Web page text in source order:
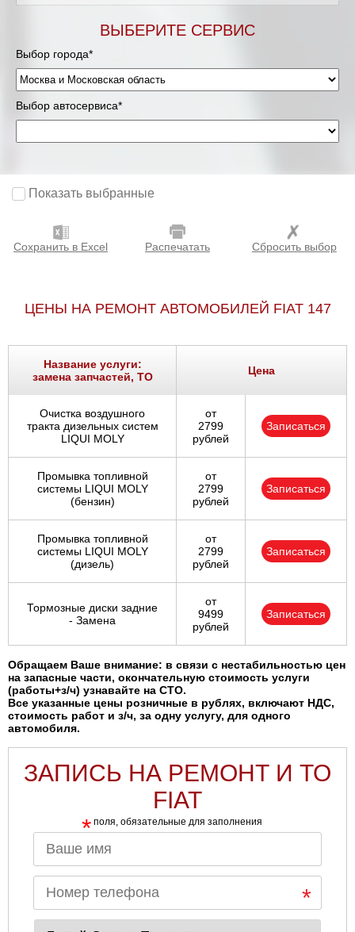
Мурманск
Нижневартовск
Нижний Новгород
Новосибирск
Оренбург
Ростов-на-Дону
Санкт-Петербург
Саратов
Солнцево
Сочи
Сургут
Тольятти
Тула
Тюмень
Чебоксары
Челябинск
Череповец
Ярославль
ВЫБЕРИТЕ СЕРВИС
Выбор города*
Выбор автосервиса*
Показать выбранные
Сохранить в Excel Распечатать Сбросить выбор
ЦЕНЫ НА РЕМОНТ АВТОМОБИЛЕЙ FIAT 147
Название услуги:
замена запчастей, ТО
Цена
Очистка воздушного
тракта дизельных систем
LIQUI MOLY
от
2799
рублей
Записаться
Промывка топливной
системы LIQUI MOLY
(бензин)
от
2799
рублей
Записаться
Промывка топливной
системы LIQUI MOLY
(дизель)
от
2799
рублей
Записаться
Тормозные диски задние
- Замена
от
9499
рублей
Записаться
Обращаем Ваше внимание: в связи с нестабильностью цен
на запасные части, окончательную стоимость услуги
(работы+з/ч) узнавайте на СТО.
Все указанные цены розничные в рублях, включают НДС,
стоимость работ и з/ч, за одну услугу, для одного
автомобиля.
ЗАПИСЬ НА РЕМОНТ И ТО
FIAT
* поля, обязательные для заполнения